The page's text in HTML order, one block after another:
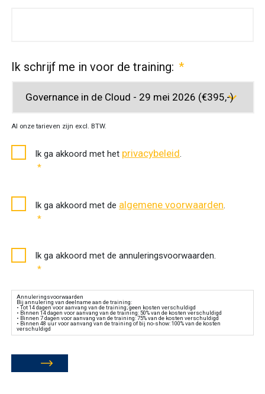
Ik schrijf me in voor de training: *
Al onze tarieven zijn excl. BTW.
Toestemming
privacybeleid
Ik ga akkoord met het privacybeleid.
*
Akkoord
algemene
Ik ga akkoord met de algemene voorwaarden.
*
Akkoord
annuleringsvoorwaarden
Ik ga akkoord met de annuleringsvoorwaarden.
*
Annuleringsvoorwaarden
Bij annulering van deelname aan de training:
• Tot 14 dagen voor aanvang van de training; geen kosten verschuldigd
• Binnen 14 dagen voor aanvang van de training: 50% van de kosten verschuldigd
• Binnen 7 dagen voor aanvang van de training: 75% van de kosten verschuldigd
• Binnen 48 uur voor aanvang van de training of bij no-show: 100% van de kosten
verschuldigd